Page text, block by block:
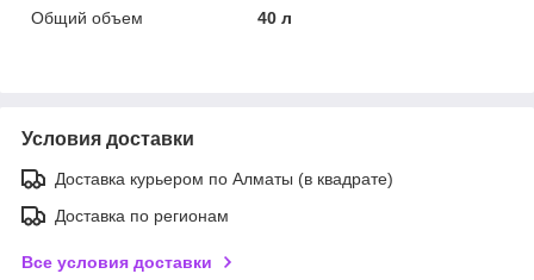
Общий объем
40 л
Условия доставки
Доставка курьером по Алматы (в квадрате)
Доставка по регионам
Все условия доставки